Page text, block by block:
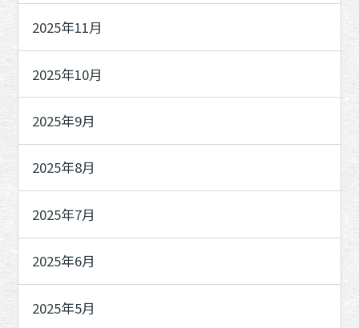
2025年11月
2025年10月
2025年9月
2025年8月
2025年7月
2025年6月
2025年5月